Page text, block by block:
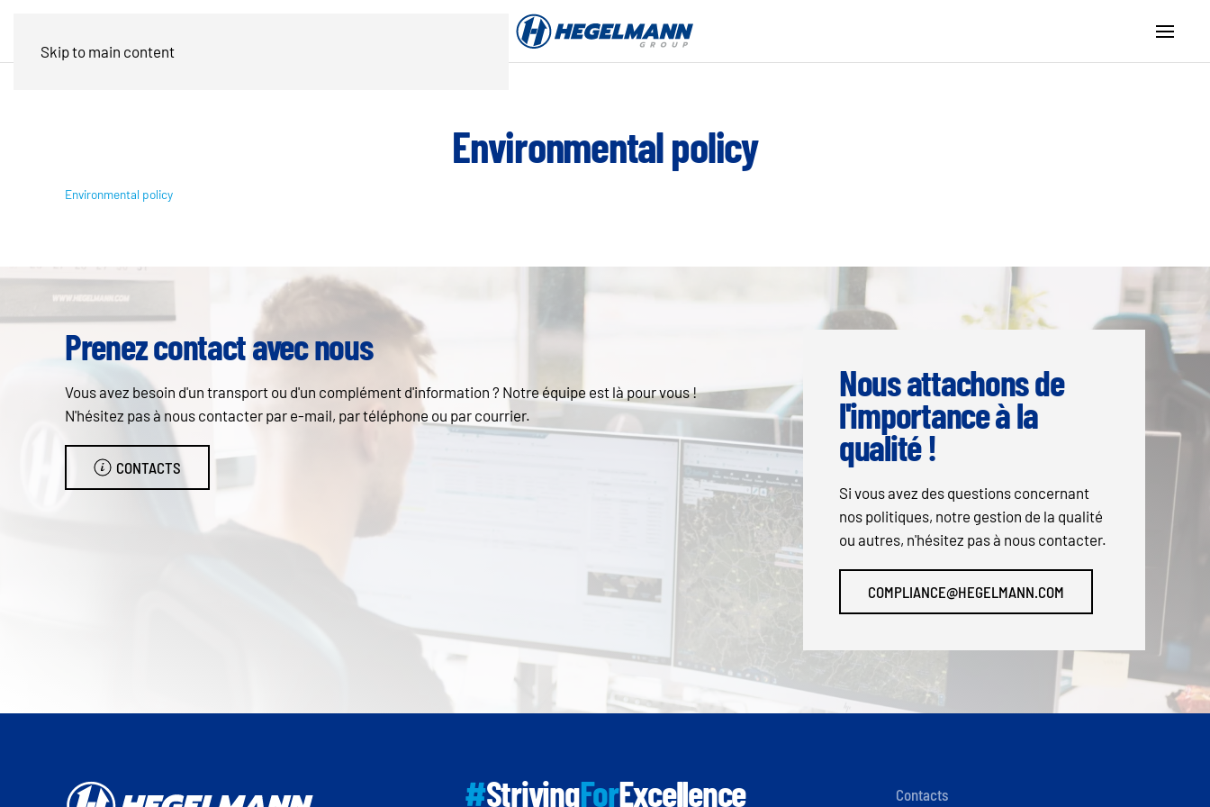
Skip to main content
Environmental policy
Environmental policy
Prenez contact avec nous
Vous avez besoin d'un transport ou d'un complément d'information ? Notre équipe est là pour vous !
N'hésitez pas à nous contacter par e-mail, par téléphone ou par courrier.
CONTACTS
Nous attachons de
l'importance à la
qualité !
Si vous avez des questions concernant
nos politiques, notre gestion de la qualité
ou autres, n'hésitez pas à nous contacter.
COMPLIANCE@HEGELMANN.COM
#StrivingForExcellence Contacts